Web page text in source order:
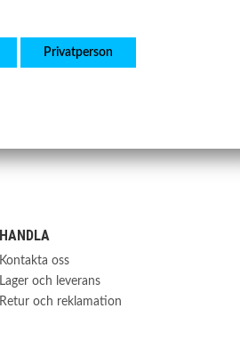
Ny
Garanti:2 år
OE nummer:
HANDLA
Kontakta oss
Lager och leverans
Retur och reklamation
Privatperson